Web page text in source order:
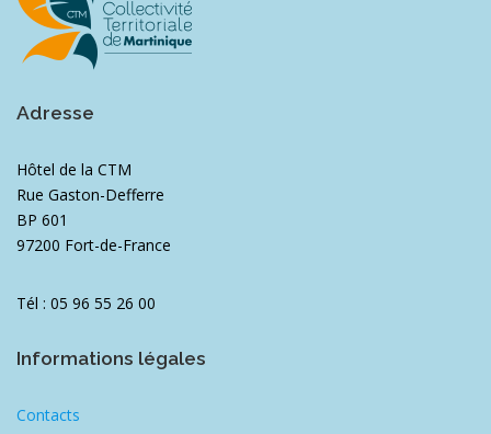
Adresse
Hôtel de la CTM
Rue Gaston-Defferre
BP 601
97200 Fort-de-France
Tél : 05 96 55 26 00
Informations légales
Contacts